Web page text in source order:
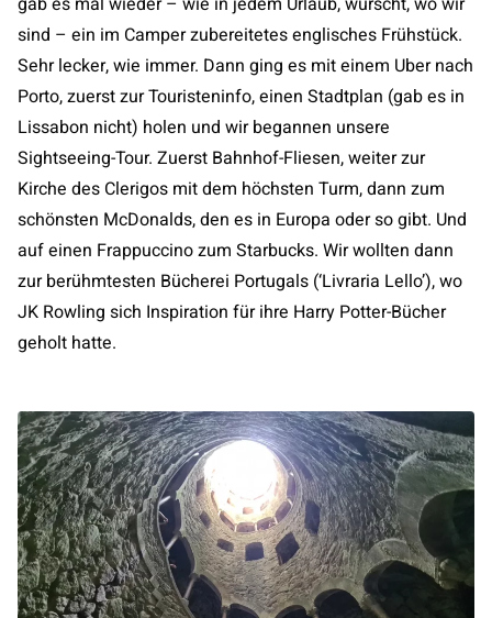
sind – ein im Camper zubereitetes englisches Frühstück.
Sehr lecker, wie immer. Dann ging es mit einem Uber nach
Porto, zuerst zur Touristeninfo, einen Stadtplan (gab es in
Lissabon nicht) holen und wir begannen unsere
Sightseeing-Tour. Zuerst Bahnhof-Fliesen, weiter zur
Kirche des Clerigos mit dem höchsten Turm, dann zum
schönsten McDonalds, den es in Europa oder so gibt. Und
auf einen Frappuccino zum Starbucks. Wir wollten dann
zur berühmtesten Bücherei Portugals (‘Livraria Lello’), wo
JK Rowling sich Inspiration für ihre Harry Potter-Bücher
geholt hatte.